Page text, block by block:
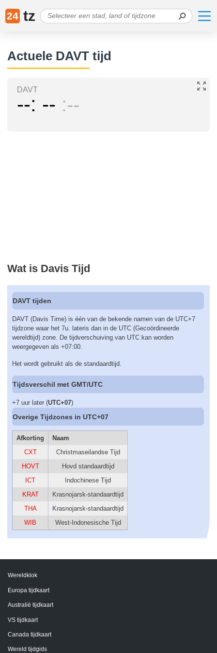
24 tz
Actuele DAVT tijd
DAVT
-- -- --
Wat is Davis Tijd
DAVT tijden
DAVT (Davis Time) is één van de bekende namen van de UTC+7
tijdzone waar het 7u. lateris dan in de UTC (Gecoördineerde
wereldtijd) zone. De tijdverschuiving van UTC kan worden
weergegeven als +07:00.
Het wordt gebruikt als de standaardtijd.
Tijdsverschil met GMT/UTC
+7 uur later (UTC+07)
Overige Tijdzones in UTC+07
Afkorting
Naam
CXT
Christmaseilandse Tijd
HOVT
Hovd standaardtijd
ICT
Indochinese Tijd
KRAT
Krasnojarsk-standaardtijd
THA
Krasnojarsk-standaardtijd
WIB
West-Indonesische Tijd
Wereldklok
Europa tijdkaart
Australië tijdkaart
VS tijdkaart
Canada tijdkaart
Wereld tijdgids